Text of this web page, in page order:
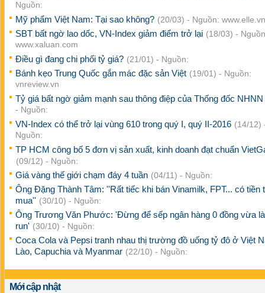
Nguồn:
Mỹ phẩm Việt Nam: Tại sao không? (20/03) - Nguồn: www.elle.vn
SBT bất ngờ lao dốc, VN-Index giảm điểm trở lại (18/03) -
www.xaluan.com
Điều gì đang chi phối tỷ giá? (21/01) - Nguồn:
Bánh kẹo Trung Quốc gắn mác đặc sản Việt (19/01) - Nguồn:
vnreview.vn
Tỷ giá bất ngờ giảm mạnh sau thông điệp của Thống đốc NHNN
- Nguồn:
VN-Index có thể trở lại vùng 610 trong quý I, quý II-2016 (14/12)
Nguồn:
TP HCM công bố 5 đơn vị sản xuất, kinh doanh đạt chuẩn
(09/12) - Nguồn:
Giá vàng thế giới chạm đáy 4 tuần (04/11) - Nguồn:
Ông Đặng Thành Tâm: ''Rất tiếc khi bán Vinamilk, FPT... có tiền
mua'' (30/10) - Nguồn:
Ông Trương Văn Phước: 'Đừng để sếp ngân hàng 0 đồng vừa
run' (30/10) - Nguồn:
Coca Cola và Pepsi tranh nhau thị trường đồ uống tỷ đô ở Việt
Lào, Capuchia và Myanmar (22/10) - Nguồn:
Mới cập nhật